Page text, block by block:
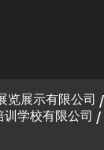
览展示有限公司
学校有限公司